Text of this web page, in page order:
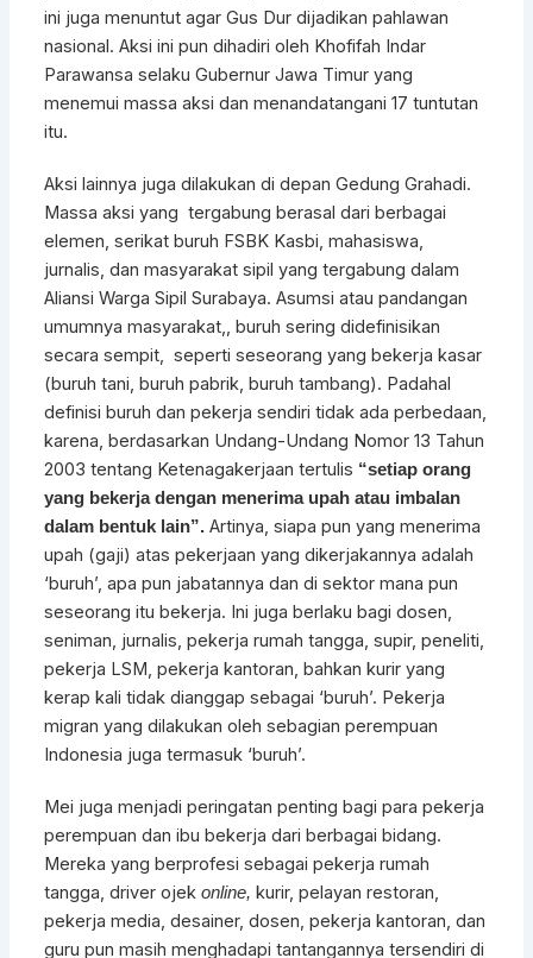
ini juga menuntut agar Gus Dur dijadikan pahlawan
nasional. Aksi ini pun dihadiri oleh Khofifah Indar
Parawansa selaku Gubernur Jawa Timur yang
menemui massa aksi dan menandatangani 17 tuntutan
itu.
Aksi lainnya juga dilakukan di depan Gedung Grahadi.
Massa aksi yang tergabung berasal dari berbagai
elemen, serikat buruh FSBK Kasbi, mahasiswa,
jurnalis, dan masyarakat sipil yang tergabung dalam
Aliansi Warga Sipil Surabaya. Asumsi atau pandangan
umumnya masyarakat,, buruh sering didefinisikan
secara sempit, seperti seseorang yang bekerja kasar
(buruh tani, buruh pabrik, buruh tambang). Padahal
definisi buruh dan pekerja sendiri tidak ada perbedaan,
karena, berdasarkan Undang-Undang Nomor 13 Tahun
2003 tentang Ketenagakerjaan tertulis “setiap orang
yang bekerja dengan menerima upah atau imbalan
dalam bentuk lain”.Artinya, siapa pun yang menerima
upah (gaji) atas pekerjaan yang dikerjakannya adalah
‘buruh’, apa pun jabatannya dan di sektor mana pun
seseorang itu bekerja. Ini juga berlaku bagi dosen,
seniman, jurnalis, pekerja rumah tangga, supir, peneliti,
pekerja LSM, pekerja kantoran, bahkan kurir yang
kerap kali tidak dianggap sebagai ‘buruh’. Pekerja
migran yang dilakukan oleh sebagian perempuan
Indonesia juga termasuk ‘buruh’.
Mei juga menjadi peringatan penting bagi para pekerja
perempuan dan ibu bekerja dari berbagai bidang.
Mereka yang berprofesi sebagai pekerja rumah
tangga, driver ojekonline,kurir, pelayan restoran,
pekerja media, desainer, dosen, pekerja kantoran, dan
guru pun masih menghadapi tantangannya tersendiri di